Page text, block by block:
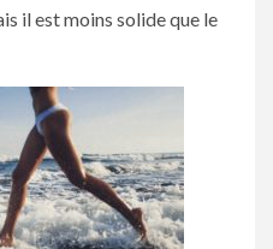
il est moins solide que le